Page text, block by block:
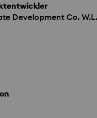
Development Co.